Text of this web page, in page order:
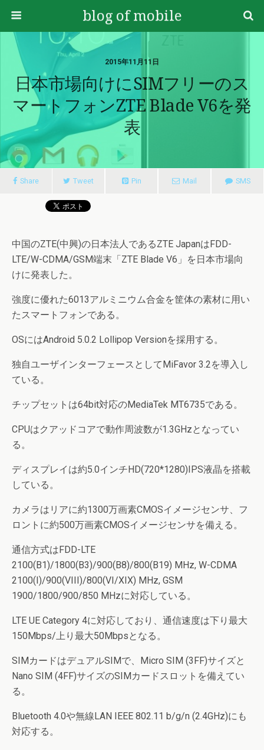
blog of mobile
2015年11月11日
日本市場向けにSIMフリーのス
マートフォンZTE Blade V6を発
表
Share Tweet Pin Mail SMS
中国のZTE(中興)の日本法人であるZTE JapanはFDD-
LTE/W-CDMA/GSM端末「ZTE Blade V6」を日本市場向
けに発表した。
強度に優れた6013アルミニウム合金を筐体の素材に用い
たスマートフォンである。
OSにはAndroid 5.0.2 Lollipop Versionを採用する。
独自ユーザインターフェースとしてMiFavor 3.2を導入し
ている。
チップセットは64bit対応のMediaTek MT6735である。
CPUはクアッドコアで動作周波数が1.3GHzとなってい
る。
ディスプレイは約5.0インチHD(720*1280)IPS液晶を搭載
している。
カメラはリアに約1300万画素CMOSイメージセンサ、フ
ロントに約500万画素CMOSイメージセンサを備える。
通信方式はFDD-LTE
2100(B1)/1800(B3)/900(B8)/800(B19) MHz, W-CDMA
2100(I)/900(VIII)/800(VI/XIX) MHz, GSM
1900/1800/900/850 MHzに対応している。
LTE UE Category 4に対応しており、通信速度は下り最大
150Mbps/上り最大50Mbpsとなる。
SIMカードはデュアルSIMで、Micro SIM (3FF)サイズと
Nano SIM (4FF)サイズのSIMカードスロットを備えてい
る。
Bluetooth 4.0や無線LAN IEEE 802.11 b/g/n (2.4GHz)にも
対応する。